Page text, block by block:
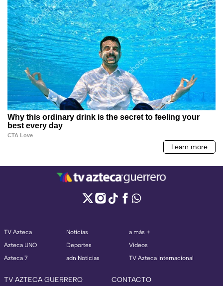
TV Azteca
Azteca UNO
Azteca 7
Noticias
Deportes
adn Noticias
a más +
Videos
TV Azteca Internacional
TV AZTECA GUERRERO CONTACTO